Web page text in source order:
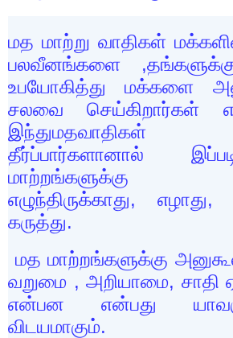
மத மாற்று வாதிகள்
பலவீனங்களை ,
உபயோகித்து மக்களை
சலவை செய்கிறார்கள்
இந்துமதவாதிகள்
தீர்ப்பார்களானால்
மாற்றங்களுக்கு
எழுந்திருக்காது,
கருத்து.
மத மாற்றங்களுக்கு
வறுமை , அறியாமை, சாதி
என்பன என்பது
விடயமாகும்.